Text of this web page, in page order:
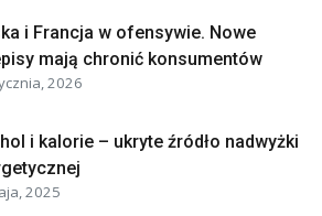
i Francja w ofensywie. Nowe
mają chronić konsumentów
2026
i kalorie – ukryte źródło nadwyżki
2025